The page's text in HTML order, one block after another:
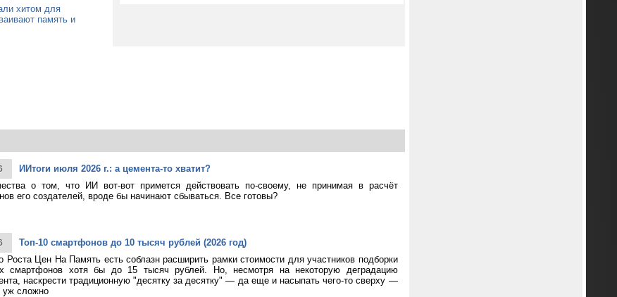
хитом для
память и
ИИтоги июля 2026 г.: а цемента-то хватит?
о том, что ИИ вот-вот примется действовать по-своему, не принимая в расчёт
его создателей, вроде бы начинают сбываться. Все готовы?
Топ-10 смартфонов до 10 тысяч рублей (2026 год)
Роста Цен На Память есть соблазн расширить рамки стоимости для участников подборки
смартфонов хотя бы до 15 тысяч рублей. Но, несмотря на некоторую деградацию
наскрести традиционную "десятку за десятку" — да еще и насыпать чего-то сверху —
уж сложно